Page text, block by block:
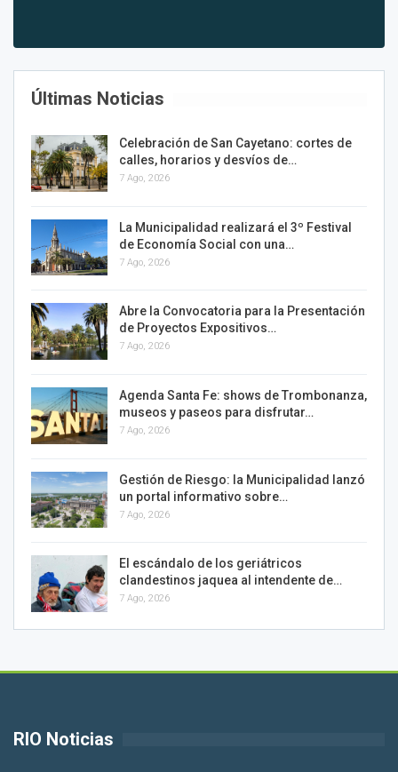
Últimas Noticias
Celebración de San Cayetano: cortes de
calles, horarios y desvíos de…
7 Ago, 2026
La Municipalidad realizará el 3º Festival
de Economía Social con una…
7 Ago, 2026
Abre la Convocatoria para la Presentación
de Proyectos Expositivos…
7 Ago, 2026
Agenda Santa Fe: shows de Trombonanza,
museos y paseos para disfrutar…
7 Ago, 2026
Gestión de Riesgo: la Municipalidad lanzó
un portal informativo sobre…
7 Ago, 2026
El escándalo de los geriátricos
clandestinos jaquea al intendente de…
7 Ago, 2026
RIO Noticias